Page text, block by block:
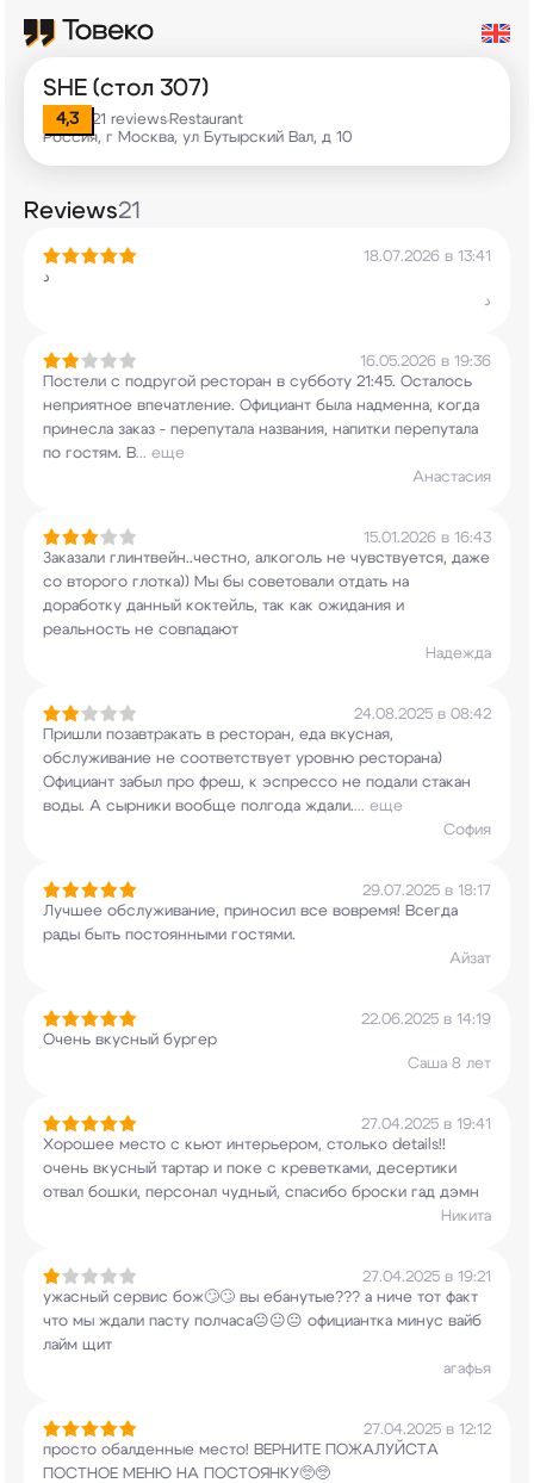
SHE (стол 307)
4,3 21 reviews•Restaurant
Россия, г Москва, ул Бутырский Вал, д 10
Reviews21
18.07.2026 в 13:41
د
د
16.05.2026 в 19:36
Постели с подругой ресторан в субботу 21:45. Осталось
неприятное впечатление. Официант была надменна, когда
принесла заказ - перепутала названия, напитки перепутала
по гостям. В... еще
Анастасия
15.01.2026 в 16:43
Заказали глинтвейн..честно, алкоголь не чувствуется, даже
со второго глотка)) Мы бы советовали отдать на
доработку данный коктейль, так как ожидания и
реальность не совпадают
Надежда
24.08.2025 в 08:42
Пришли позавтракать в ресторан, еда вкусная,
обслуживание не соответствует уровню ресторана)
Официант забыл про фреш, к эспрессо не подали стакан
воды. А сырники вообще полгода ждали.... еще
София
29.07.2025 в 18:17
Лучшее обслуживание, приносил все вовремя! Всегда
рады быть постоянными гостями.
Айзат
22.06.2025 в 14:19
Очень вкусный бургер
Саша 8 лет
27.04.2025 в 19:41
Хорошее место с кьют интерьером, столько details!!
очень вкусный тартар и поке с креветками, десертики
отвал бошки, персонал чудный, спасибо броски гад дэмн
Никита
27.04.2025 в 19:21
ужасный сервис бож🙄🙄 вы ебанутые??? а ниче тот факт
что мы ждали пасту полчаса😐😐😐 официантка минус вайб
лайм щит
агафья
27.04.2025 в 12:12
просто обалденные место! ВЕРНИТЕ ПОЖАЛУЙСТА
ПОСТНОЕ МЕНЮ НА ПОСТОЯНКУ🥺🥺